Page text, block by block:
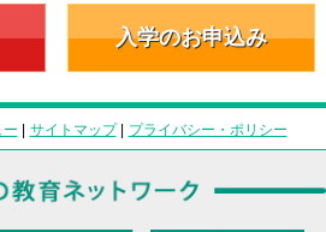
入学のお申込み
ー | サイトマップ| プライバシー・ポリシー